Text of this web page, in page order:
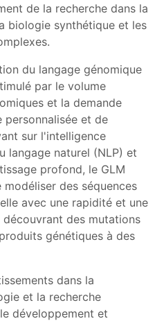
de la recherche dans la
biologie synthétique et les
du langage génomique
par le volume
et la demande
personnalisée et de
sur l'intelligence
langage naturel (NLP) et
profond, le GLM
des séquences
avec une rapidité et une
des mutations
génétiques à des
dans la
et la recherche
développement et